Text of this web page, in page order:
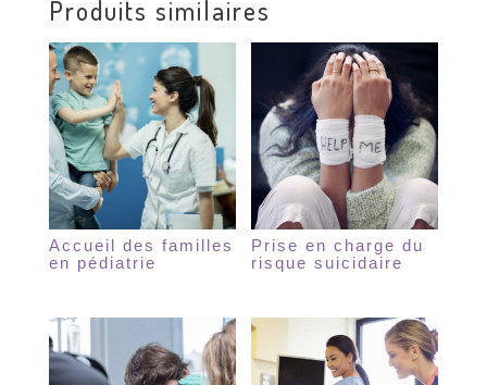
Produits similaires
Accueil des familles
en pédiatrie
Prise en charge du
risque suicidaire